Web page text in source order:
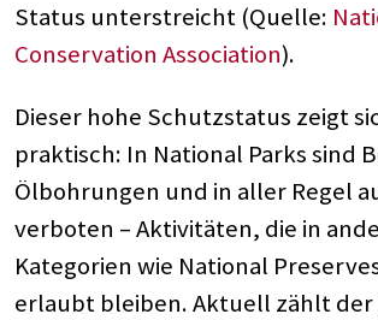
Status unterstreicht (Quelle:
Conservation Association).
Dieser hohe Schutzstatus zeigt
praktisch: In National Parks sind
Ölbohrungen und in aller Regel
verboten – Aktivitäten, die in
Kategorien wie National
erlaubt bleiben. Aktuell zählt der